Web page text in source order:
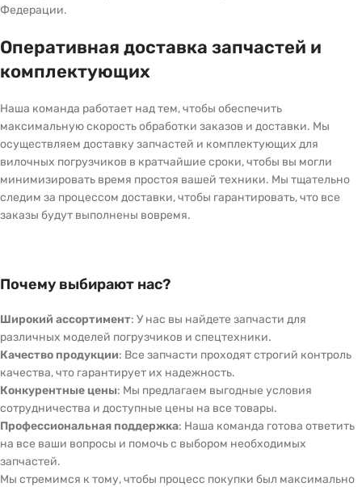
Федерации.
Оперативная доставка запчастей и
комплектующих
Наша команда работает над тем, чтобы обеспечить
максимальную скорость обработки заказов и доставки. Мы
осуществляем доставку запчастей и комплектующих для
вилочных погрузчиков в кратчайшие сроки, чтобы вы могли
минимизировать время простоя вашей техники. Мы тщательно
следим за процессом доставки, чтобы гарантировать, что все
заказы будут выполнены вовремя.
Почему выбирают нас?
Широкий ассортимент: У нас вы найдете запчасти для
различных моделей погрузчиков и спецтехники.
Качество продукции: Все запчасти проходят строгий контроль
качества, что гарантирует их надежность.
Конкурентные цены: Мы предлагаем выгодные условия
сотрудничества и доступные цены на все товары.
Профессиональная поддержка: Наша команда готова ответить
на все ваши вопросы и помочь с выбором необходимых
запчастей.
Мы стремимся к тому, чтобы процесс покупки был максимально